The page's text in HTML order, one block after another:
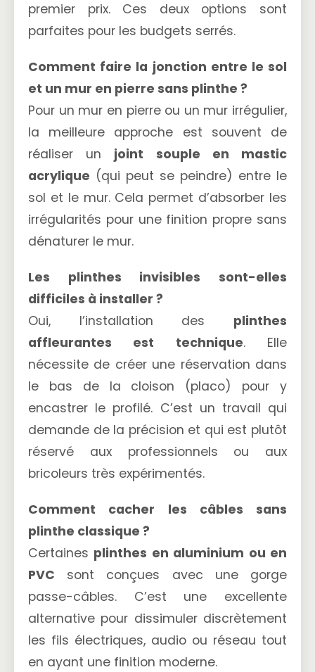
premier prix. Ces deux options sont
parfaites pour les budgets serrés.
Comment faire la jonction entre le sol
et un mur en pierre sans plinthe ?
Pour un mur en pierre ou un mur irrégulier,
la meilleure approche est souvent de
réaliser un joint souple en mastic
acrylique (qui peut se peindre) entre le
sol et le mur. Cela permet d’absorber les
irrégularités pour une finition propre sans
dénaturer le mur.
Les plinthes invisibles sont-elles
difficiles à installer ?
Oui, l’installation des plinthes
affleurantes est technique. Elle
nécessite de créer une réservation dans
le bas de la cloison (placo) pour y
encastrer le profilé. C’est un travail qui
demande de la précision et qui est plutôt
réservé aux professionnels ou aux
bricoleurs très expérimentés.
Comment cacher les câbles sans
plinthe classique ?
Certaines plinthes en aluminium ou en
PVC sont conçues avec une gorge
passe-câbles. C’est une excellente
alternative pour dissimuler discrètement
les fils électriques, audio ou réseau tout
en ayant une finition moderne.